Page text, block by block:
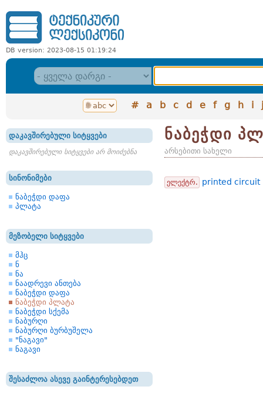
DB version: 2023-08-15 01:19:24
# a b c d e f g h i j
დაკავშირებული სიტყვები
დაკავშირებული სიტყვები არ მოიძებნა
სინონიმები
ნაბეჭდი დაფა
პლატა
მეზობელი სიტყვები
მჰც
ნ
ნა
ნაადრევი ანთება
ნაბეჭდი დაფა
ნაბეჭდი პლატა
ნაბეჭდი სქემა
ნაბურღი
ნაბურღი ბურბუშელა
"ნაგავი"
ნაგავი
შესაძლოა ასევე გაინტერესებდეთ
ნაბეჭდი
არსებითი სახელი
ელექტრ. printed circuit